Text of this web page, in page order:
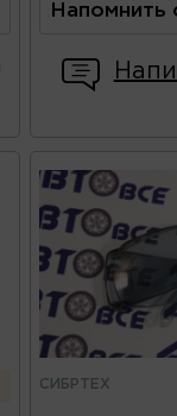
Напомнить
СИБРТЕХ